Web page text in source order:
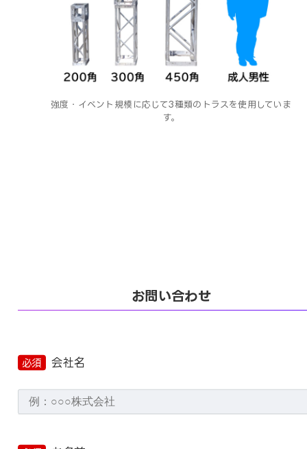
強度・イベント規模に応じて3種類のトラスを使用していま
す。
お問い合わせ
必須 会社名